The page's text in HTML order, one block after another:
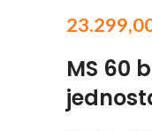
MS 60